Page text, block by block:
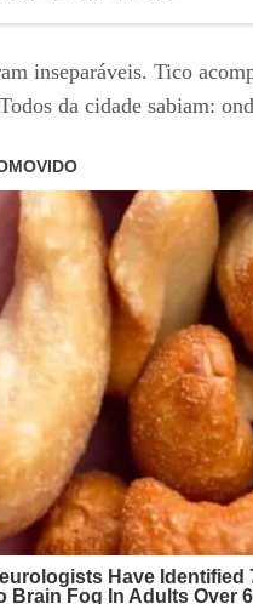
inseparáveis. Tico
da cidade sabiam: